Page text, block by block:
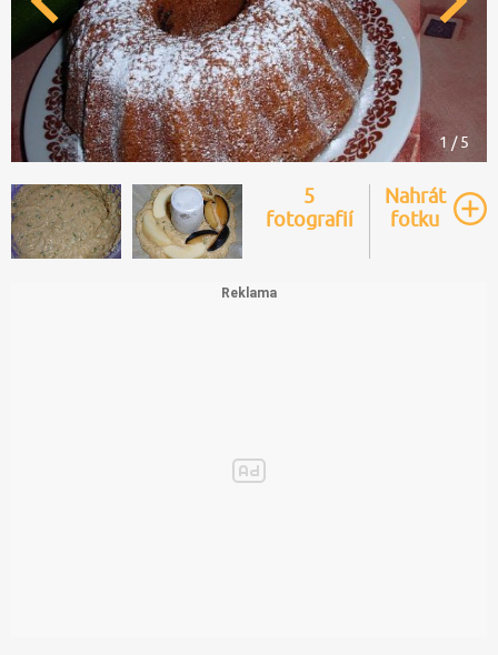
1 / 5
5
fotografií
Nahrát
fotku